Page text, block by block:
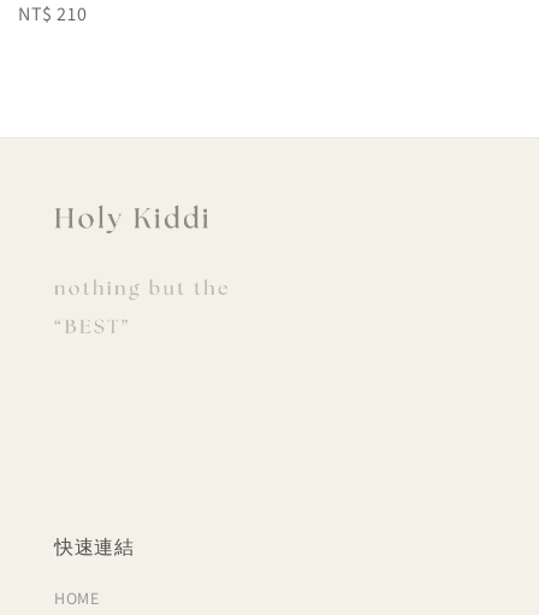
Regular
NT$ 210
快速連結
HOME